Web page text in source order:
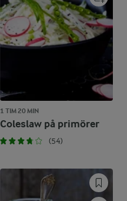
1 TIM 20 MIN
Coleslaw på primörer
(54)